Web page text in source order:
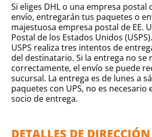
Si eliges DHL o una empresa postal
envío, entregarán tus paquetes o
majestuosa empresa postal de EE.
Postal de los Estados Unidos
USPS realiza tres intentos de
del destinatario. Si la entrega no se
correctamente, el envío se puede
sucursal. La entrega es de lunes a
paquetes con UPS, no es necesario
socio de entrega.
DETALLES DE DIRECCIÓN